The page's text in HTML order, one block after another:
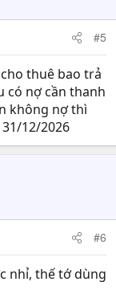
#5
thuê bao trả
có nợ cần thanh
không nợ thì
12/2026
#6
nhỉ, thế tớ dùng